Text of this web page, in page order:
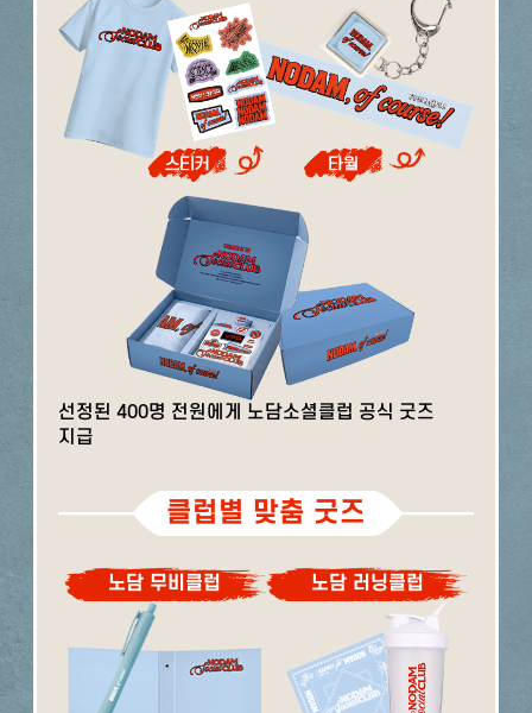
선정된 400명 전원에게 노담소셜클럽 공식 굿즈
지급
클럽별 맞춤 굿즈
노담 무비클럽 노담 러닝클럽